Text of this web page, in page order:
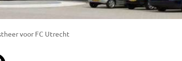
voor FC Utrecht